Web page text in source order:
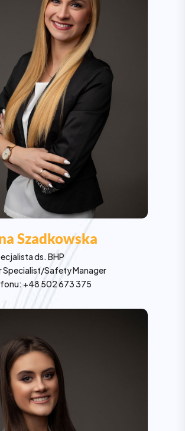
Szadkowska
ds. BHP
Specialist/Safety Manager
+48 502 673 375